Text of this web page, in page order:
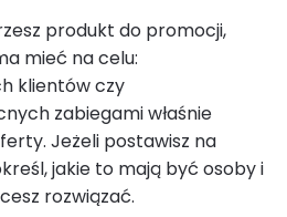
produkt do promocji,
mieć na celu:
klientów czy
zabiegami właśnie
Jeżeli postawisz na
jakie to mają być osoby i
rozwiązać.